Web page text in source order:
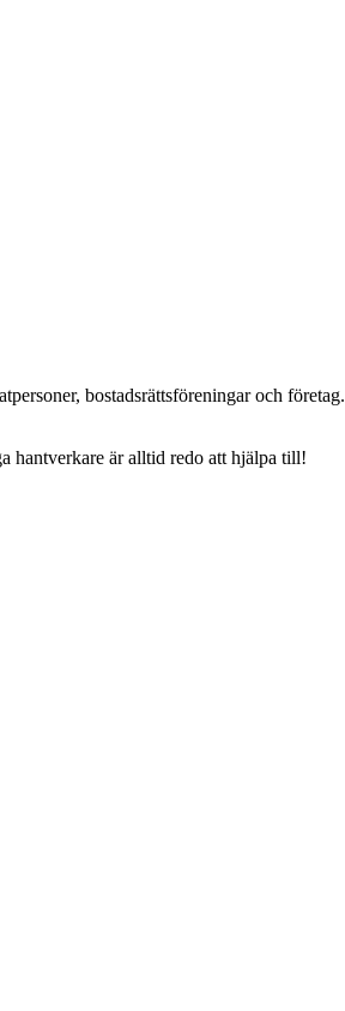
bostadsrättsföreningar och företag.
hantverkare är alltid redo att hjälpa till!